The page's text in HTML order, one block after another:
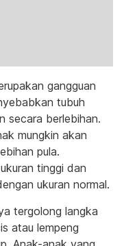
gangguan
tubuh
secara berlebihan.
mungkin akan
pula.
tinggi dan
ukuran normal.
tergolong langka
atau lempeng